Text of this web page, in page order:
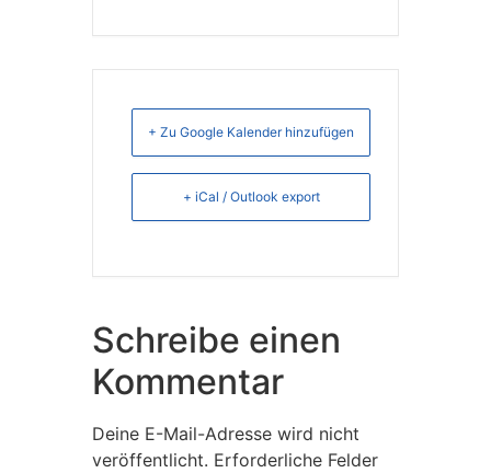
+ Zu Google Kalender hinzufügen
+ iCal / Outlook export
Schreibe einen
Kommentar
Deine E-Mail-Adresse wird nicht
veröffentlicht. Erforderliche Felder